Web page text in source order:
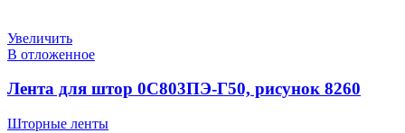
Увеличить
В отложенное
Лента для штор 0С803ПЭ-Г50, рисунок 8260
Шторные ленты